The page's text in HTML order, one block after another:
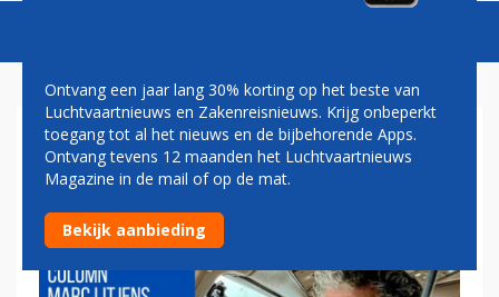
XR WIL WEER VLIEGEN VANAF
SCHIPHOL
Ontvang een jaar lang 30% korting op het beste van
Luchtvaartnieuws en Zakenreisnieuws. Krijg onbeperkt
toegang tot al het nieuws en de bijbehorende Apps.
Ontvang tevens 12 maanden het Luchtvaartnieuws
Magazine in de mail of op de mat.
Bekijk aanbieding